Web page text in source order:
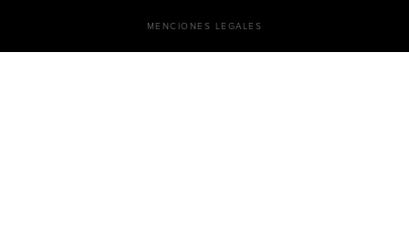
MENCIONES LEGALES